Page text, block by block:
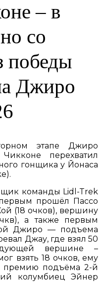
– в
со
победы
Джиро
этапе Джиро
перехватил
гонщика у Йонаса
команды Lidl-Trek
прошёл Пассо
(18 очков), вершину
а также первым
Джиро — подъема
Джау, где взял 50
вершине –
взять 18 очков, ему
премию подъёма 2-й
колумбиец Эйнер